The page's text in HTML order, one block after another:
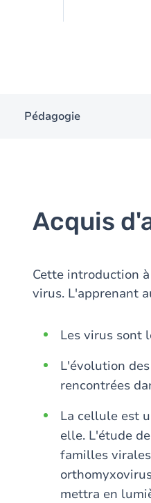
Pédagogie
Acquis
Cette introduction
virus. L'apprenant
Les virus sont
L'évolution
rencontrées
La cellule est
elle. L'étude
familles
mettra en